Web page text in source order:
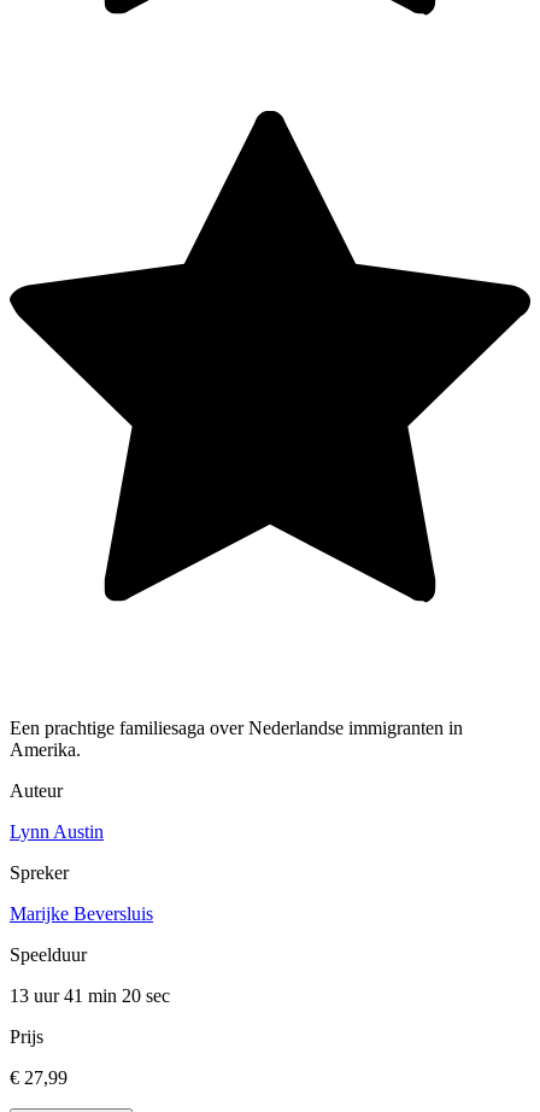
Een prachtige familiesaga over Nederlandse immigranten in
Amerika.
Auteur
Lynn Austin
Spreker
Marijke Beversluis
Speelduur
13 uur 41 min 20 sec
Prijs
€ 27,99